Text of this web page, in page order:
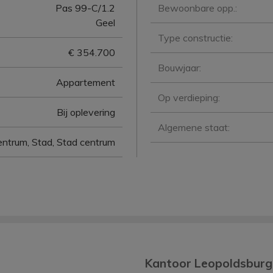
Pas 99-C/1.2
Geel
€ 354.700
Appartement
Bij oplevering
Stad, Stad centrum
Bewoonbare opp.:
Type constructie:
Bouwjaar:
Op verdieping:
Algemene staat:
Kantoor Leopoldsburg